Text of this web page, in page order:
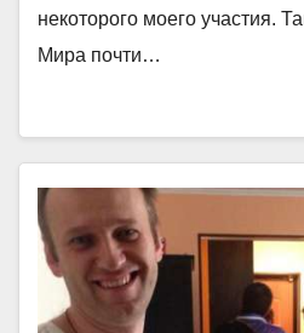
некоторого моего участия.
Мира почти…